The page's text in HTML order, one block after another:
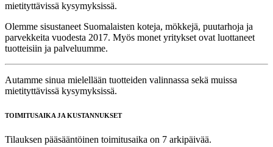
mietityttävissä kysymyksissä.
Olemme sisustaneet Suomalaisten koteja, mökkejä, puutarhoja ja
parvekkeita vuodesta 2017. Myös monet yritykset ovat luottaneet
tuotteisiin ja palveluumme.
Autamme sinua mielellään tuotteiden valinnassa sekä muissa
mietityttävissä kysymyksissä.
TOIMITUSAIKA JA KUSTANNUKSET
Tilauksen pääsääntöinen toimitusaika on 7 arkipäivää.